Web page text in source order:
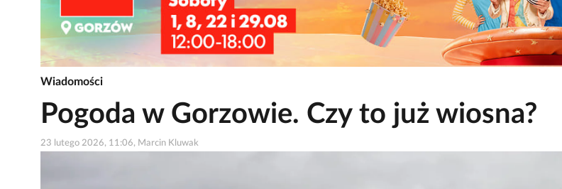
Wiadomości
Pogoda w Gorzowie. Czy to już wiosna?
23 lutego 2026, 11:06, Marcin Kluwak